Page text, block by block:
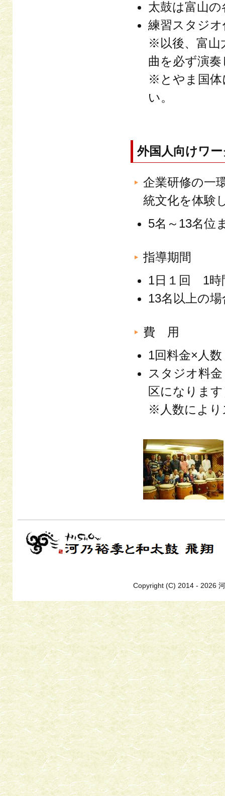
太鼓は富山
練習スタジ
※以後、富山
曲を必ず演
※とやま国体
い。
外国人向けワ
企業研修の一
統文化を体験
5名～13名位
指導期間
1日１回 1時
13名以上の
費 用
1回料金×人
スタジオ料
区になりま
※人数により
Copyright (C) 2014 - 2026